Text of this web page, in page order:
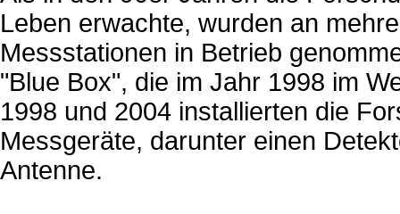
Leben erwachte, wurden an
Messstationen in Betrieb
"Blue Box", die im Jahr 1998 im
1998 und 2004 installierten die
Messgeräte, darunter einen
Antenne.